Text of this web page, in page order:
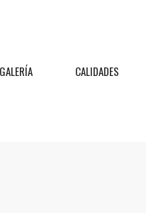
GALERÍA CALIDADES